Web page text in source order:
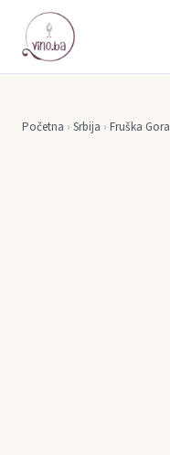
Početna › Srbija › Fruška Gora